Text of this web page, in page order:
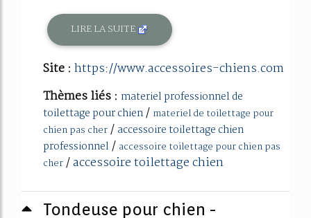
LIRE LA SUITE
Site : https://www.accessoires-chiens.com
Thèmes liés : materiel professionnel de
toilettage pour chien/ materiel de toilettage pour
chien pas cher/ accessoire toilettage chien
professionnel / accessoire toilettage pour chien pas
cher/accessoire toilettage chien
Tondeuse pour chien -